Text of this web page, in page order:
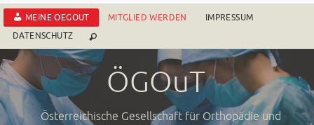
Zum
Inhalt
springen
MEINE OEGOUT MITGLIED WERDEN
IMPRESSUM
DATENSCHUTZ
ÖGOuT
Österreichische Gesellschaft für Orthopädie und